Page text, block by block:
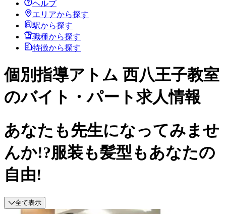
ヘルプ
エリアから探す
駅から探す
職種から探す
特徴から探す
個別指導アトム 西八王子教室
のバイト・パート求人情報
あなたも先生になってみませ
んか!?服装も髪型もあなたの
自由!
全て表示